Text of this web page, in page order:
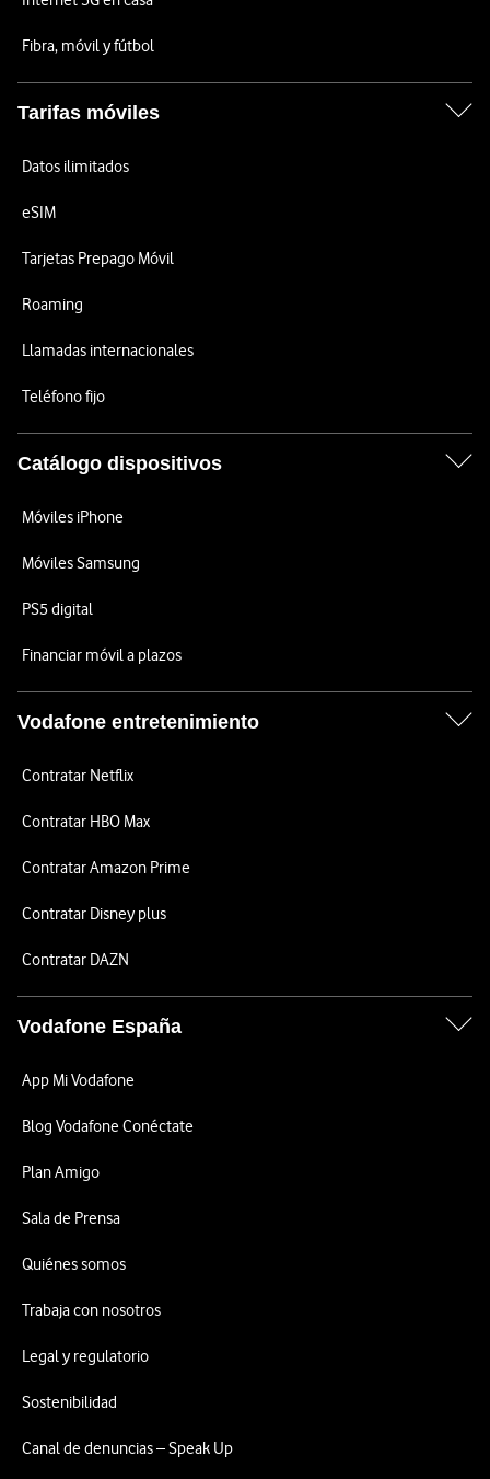
Fibra, móvil y fútbol
Tarifas móviles
Datos ilimitados
eSIM
Tarjetas Prepago Móvil
Roaming
Llamadas internacionales
Teléfono fijo
Catálogo dispositivos
Móviles iPhone
Móviles Samsung
PS5 digital
Financiar móvil a plazos
Vodafone entretenimiento
Contratar Netflix
Contratar HBO Max
Contratar Amazon Prime
Contratar Disney plus
Contratar DAZN
Vodafone España
App Mi Vodafone
Blog Vodafone Conéctate
Plan Amigo
Sala de Prensa
Quiénes somos
Trabaja con nosotros
Legal y regulatorio
Sostenibilidad
Canal de denuncias – Speak Up